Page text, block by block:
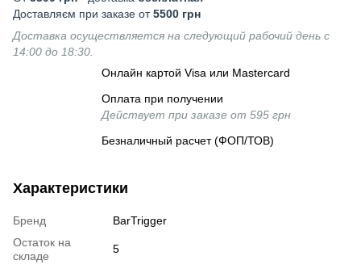
Доставляєм при заказе от5500 грн
Доставка осуществляется на следующий рабочий день с
14:00 до 18:30.
Онлайн картой Visa или Mastercard
Оплата при получении
Действует при заказе от 595 грн
Безналичный расчет (ФОП/ТОВ)
Характеристики
Бренд
BarTrigger
Остаток на
складе
5